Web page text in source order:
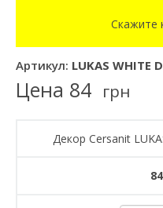
Скажите
Артикул: LUKAS WHITE
Цена 84 грн
Декор Cersanit
84